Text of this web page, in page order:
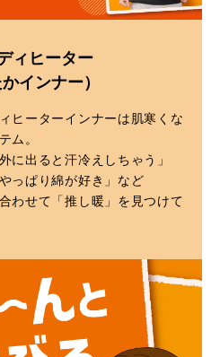
ィヒーター
かインナー）
ヒーターインナーは肌寒くな
ム。
に出ると汗冷えしちゃう」
っぱり綿が好き」など
わせて「推し暖」を見つけて